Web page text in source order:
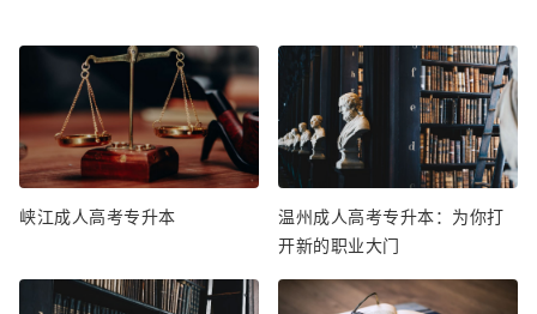
峡江成人高考专升本
温州成人高考专升本：为你打
开新的职业大门